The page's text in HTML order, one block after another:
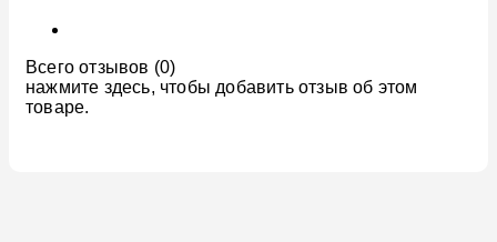
Всего отзывов (0)
нажмите здесь, чтобы добавить отзыв об этом
товаре.